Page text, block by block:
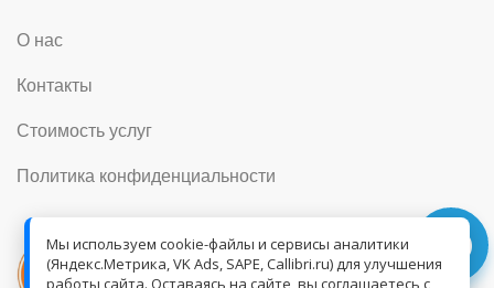
Мы используем cookie-файлы и сервисы аналитики
(Яндекс.Метрика, VK Ads, SAPE, Callibri.ru) для улучшения
работы сайта. Оставаясь на сайте, вы соглашаетесь с
О нас
Контакты
Стоимость услуг
Политика конфиденциальности